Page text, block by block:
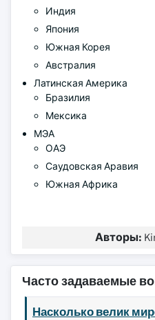
Индия
Япония
Южная Корея
Австралия
Латинская Америка
Бразилия
Мексика
МЭА
ОАЭ
Саудовская Аравия
Южная Африка
Авторы:
Часто задаваемые
Насколько велик